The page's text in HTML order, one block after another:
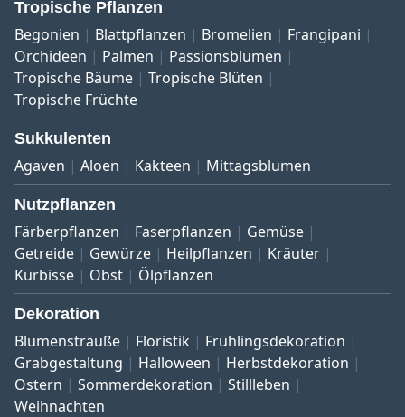
Tropische Pflanzen
Begonien Blattpflanzen Bromelien
Frangipani
Orchideen
Palmen
Passionsblumen
Tropische Bäume
Tropische Blüten
Tropische Früchte
Sukkulenten
Agaven Aloen Kakteen Mittagsblumen
Nutzpflanzen
Färberpflanzen Faserpflanzen
Gemüse
Getreide
Gewürze Heilpflanzen
Kräuter
Kürbisse
Obst Ölpflanzen
Dekoration
Blumensträuße Floristik
Frühlingsdekoration
Grabgestaltung
Halloween
Herbstdekoration
Ostern
Sommerdekoration
Stillleben
Weihnachten